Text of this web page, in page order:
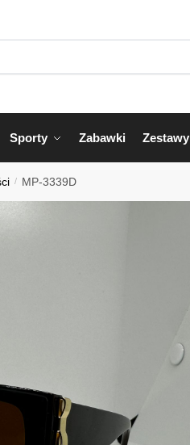
Sporty Zabawki Zestawy
/ MP-3339D